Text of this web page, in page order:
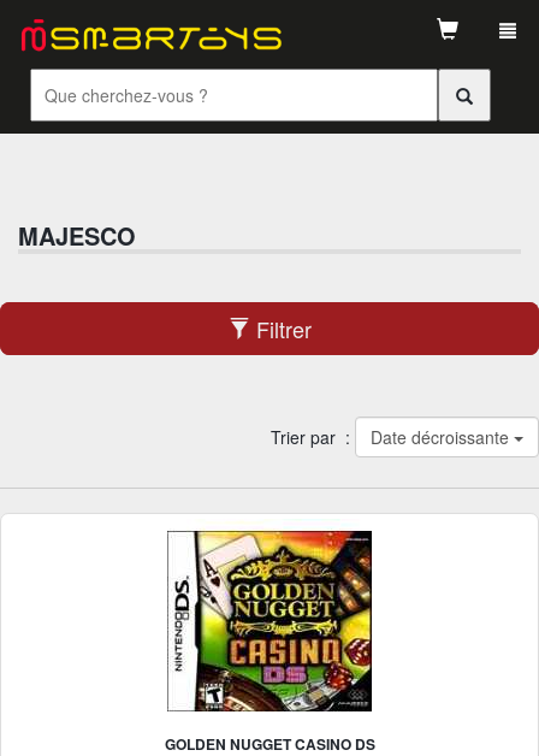
MAJESCO
Filtrer
Trier par : Date décroissante
GOLDEN NUGGET CASINO DS